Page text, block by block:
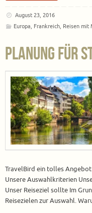
August 23, 2016
Europa Frankreich, Reisen mit
Planung für
TravelBird ein tolles
Unsere Auswahlkriterien
Unser Reiseziel sollte Im
Reisezielen zur Auswahl.